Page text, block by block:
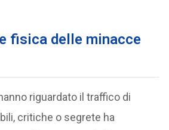
fisica delle minacce
riguardato il traffico di
critiche o segrete ha